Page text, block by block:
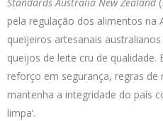
pela regulação dos alimentos na
queijeiros artesanais
queijos de leite cru de qualidade.
reforço em segurança, regras de
mantenha a integridade do país
limpa’.